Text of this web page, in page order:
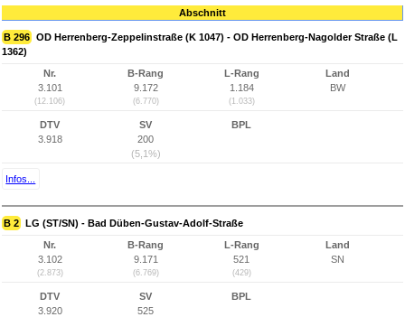
Abschnitt
B 296 OD Herrenberg-Zeppelinstraße (K 1047) - OD Herrenberg-Nagolder Straße (L
1362)
Nr.
3.101
(12.106)
B-Rang
9.172
(6.770)
L-Rang
1.184
(1.033)
Land
BW
DTV
3.918
SV
200
(5,1%)
BPL
Infos...
B 2 LG (ST/SN) - Bad Düben-Gustav-Adolf-Straße
Nr.
3.102
(2.873)
B-Rang
9.171
(6.769)
L-Rang
521
(429)
Land
SN
DTV
3.920
SV
525
BPL